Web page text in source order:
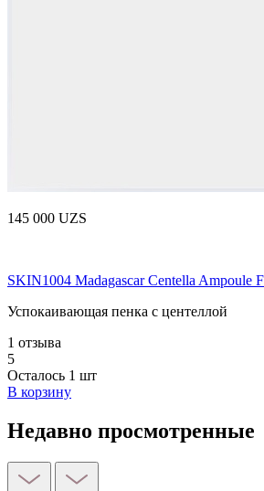
145 000 UZS
SKIN1004 Madagascar Centella Ampoule
Успокаивающая пенка с центеллой
1 отзыва
5
Осталось 1 шт
В корзину
Недавно просмотренные